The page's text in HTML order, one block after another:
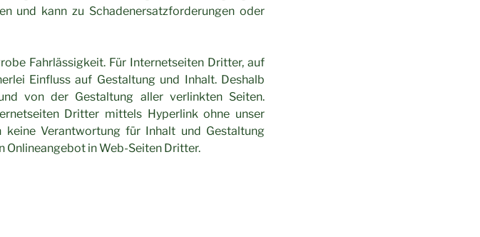
und kann zu Schadenersatzforderungen oder
Fahrlässigkeit. Für Internetseiten Dritter, auf
Einfluss auf Gestaltung und Inhalt. Deshalb
von der Gestaltung aller verlinkten Seiten.
Dritter mittels Hyperlink ohne unser
Verantwortung für Inhalt und Gestaltung
Onlineangebot in Web-Seiten Dritter.